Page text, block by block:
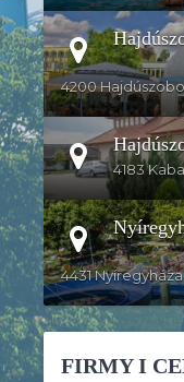
4200
4183
4431
FIRMY I